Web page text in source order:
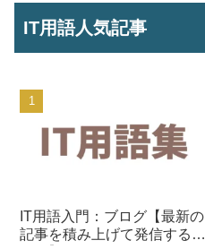
IT用語人気記事
IT用語入門：ブログ【最新の
記事を積み上げて発信する仕